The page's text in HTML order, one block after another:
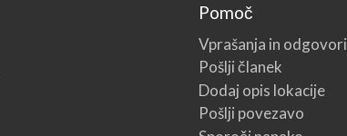
Pomoč
Vprašanja in odgovori
Pošlji članek
Dodaj opis lokacije
Pošlji povezavo